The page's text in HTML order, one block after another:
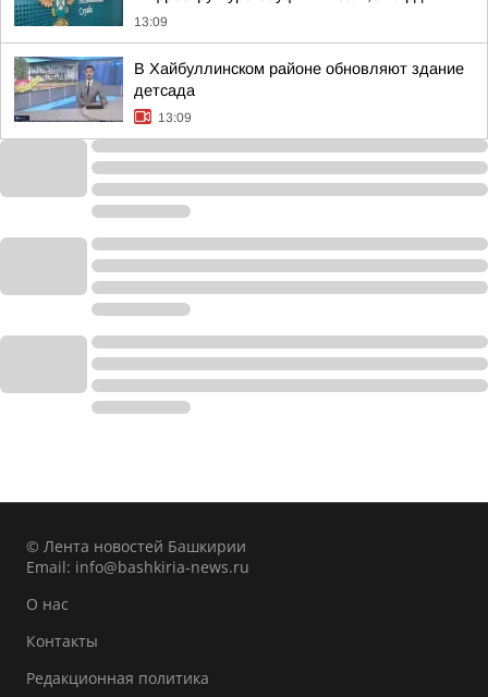
13:09
В Хайбуллинском районе обновляют здание
детсада
13:09
© Лента новостей Башкирии
Email: info@bashkiria-news.ru
О нас
Контакты
Редакционная политика